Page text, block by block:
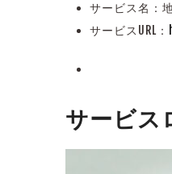
サービス名：
サービスURL：
サービス